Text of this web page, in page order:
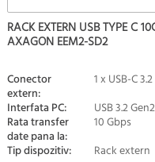
RACK EXTERN USB TYPE C
AXAGON EEM2-SD2
Conector
extern:
1 x USB-C
Interfata PC:
USB 3.2
Rata transfer
date pana la:
10 Gbps
Tip dispozitiv:
Rack extern